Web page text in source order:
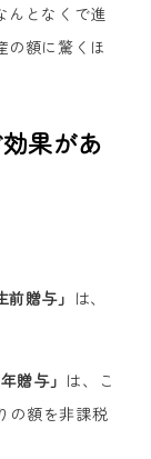
んとなくで進
の額に驚くほ
果があ
前贈与」 は、
年贈与」 は、こ
の額を非課税